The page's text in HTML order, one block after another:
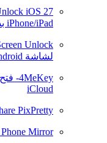
iOS 27
iPhone/iPad بدون رمز المرور
Unlock
لشاشة Android و FRP
4MeKey- فتح قفل التنشيط للآيفون
iCloud
PixPretty
Phone Mirror